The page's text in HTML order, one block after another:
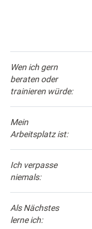
Wen ich gern
beraten oder
trainieren würde:
Mein
Arbeitsplatz ist:
Ich verpasse
niemals:
Als Nächstes
lerne ich: